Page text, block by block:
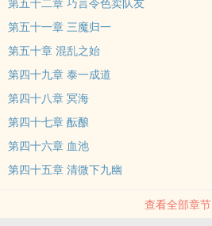
第五十一章 三魔归一
第五十章 混乱之始
第四十九章 泰一成道
第四十八章 冥海
第四十七章 酝酿
第四十六章 血池
第四十五章 清微下九幽
查看全部章节